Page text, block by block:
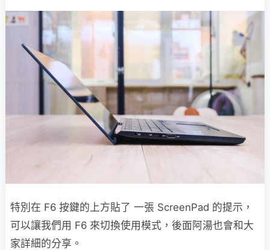
特別在 F6 按鍵的上方貼了 一張 ScreenPad 的提示，
可以讓我們用 F6 來切換使用模式，後面阿湯也會和大
家詳細的分享。